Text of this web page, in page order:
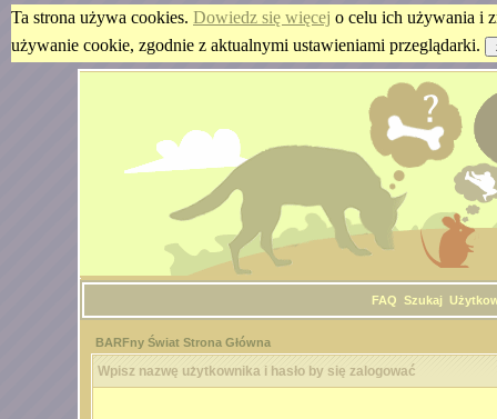
Ta strona używa cookies. Dowiedz się więcej o celu ich używania i
używanie cookie, zgodnie z aktualnymi ustawieniami przeglądarki.
FAQ Szukaj
BARFny Świat Strona Główna
Wpisz nazwę użytkownika i hasło by się zalogować